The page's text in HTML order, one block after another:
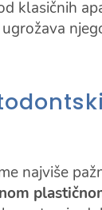
klasičnih
najviše